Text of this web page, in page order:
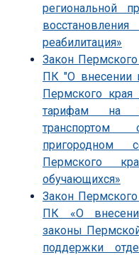
региональной
реабилитация»
Закон
ПК "О внесении
Пермского края
тарифам на
пригородном
Пермского
обучающихся»
Закон
ПК «О
законы
поддержки